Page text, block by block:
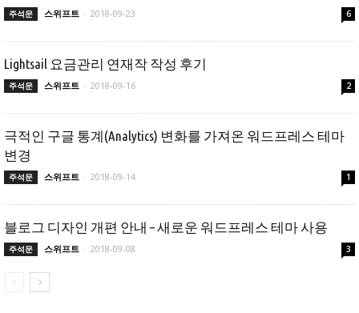
주석문 스위프트 - 2018-09-23 6
Lightsail 요금관리 연재작 작성 후기
주석문 스위프트 - 2018-09-16 2
극적인 구글 통계(Analytics) 변화를 가져온 워드프레스 테마
변경
주석문 스위프트 - 2018-09-14 1
블로그 디자인 개편 안내 – 새로운 워드프레스 테마 사용
주석문 스위프트 - 2018-09-08 3